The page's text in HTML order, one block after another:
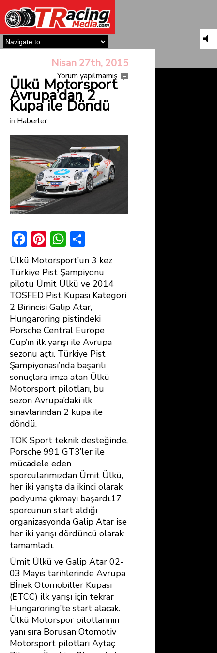
Nisan 27th, 2015
Yorum yapılmamış
Ülkü Motorsport
Avrupa’dan 2
Kupa ile Döndü
in Haberler
F
ac
e
b
o
ok
Pi
nt
er
e
st
W
h
at
s
A
p
p
h
ar
e
Ülkü Motorsport’un 3 kez
Türkiye Pist Şampiyonu
pilotu Ümit Ülkü ve 2014
TOSFED Pist Kupası Kategori
2 Birincisi Galip Atar,
Hungaroring pistindeki
Porsche Central Europe
Cup’ın ilk yarışı ile Avrupa
sezonu açtı. Türkiye Pist
Şampiyonası’nda başarılı
sonuçlara imza atan Ülkü
Motorsport pilotları, bu
sezon Avrupa’daki ilk
sınavlarından 2 kupa ile
döndü.
TOK Sport teknik desteğinde,
Porsche 991 GT3’ler ile
mücadele eden
sporcularımızdan Ümit Ülkü,
her iki yarışta da ikinci olarak
podyuma çıkmayı başardı.17
sporcunun start aldığı
organizasyonda Galip Atar ise
her iki yarışı dördüncü olarak
tamamladı.
Ümit Ülkü ve Galip Atar 02-
03 Mayıs tarihlerinde Avrupa
Bİnek Otomobiller Kupası
(ETCC) ilk yarışı için tekrar
Hungaroring’te start alacak.
Ülkü Motorspor pilotlarının
yanı sıra Borusan Otomotiv
Motorsport pilotları Aytaç